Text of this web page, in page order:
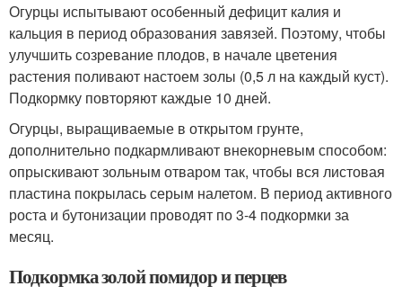
Огурцы испытывают особенный дефицит калия и
кальция в период образования завязей. Поэтому, чтобы
улучшить созревание плодов, в начале цветения
растения поливают настоем золы (0,5 л на каждый куст).
Подкормку повторяют каждые 10 дней.
Огурцы, выращиваемые в открытом грунте,
дополнительно подкармливают внекорневым способом:
опрыскивают зольным отваром так, чтобы вся листовая
пластина покрылась серым налетом. В период активного
роста и бутонизации проводят по 3-4 подкормки за
месяц.
Подкормка золой помидор и перцев